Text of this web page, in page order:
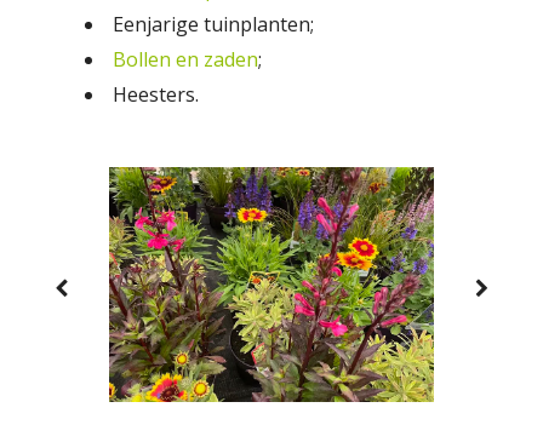
Eenjarige tuinplanten;
Bollen en zaden;
Heesters.